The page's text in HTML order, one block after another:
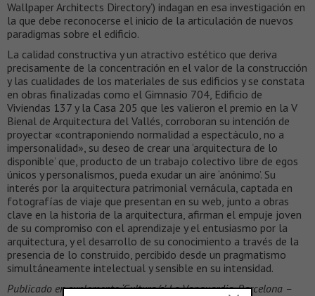
Wallpaper Architects Directory’) indagan en esa investigación en
la que debe reconocerse el inicio de la articulación de nuevos
paradigmas sobre el edificio.
La calidad constructiva y un atractivo estético que deriva
precisamente de la concentración en el valor de la construcción
y las cualidades de los materiales de sus edificios y se constata
en obras finalizadas como el Gimnasio 704, Edificio de
Viviendas 137 y la Casa 205 que les valieron el premio en la V
Bienal de Arquitectura del Vallés, corroboran su intención de
proyectar «contraponiendo normalidad a espectáculo, no a
impersonalidad», su deseo de crear una ‘arquitectura de lo
disponible’ que, producto de un trabajo colectivo libre de egos
únicos y personalismos, pueda exudar un aire ‘anónimo’. Su
interés por la arquitectura patrimonial vernácula, captada en
fotografías de viaje que presentan en su web, junto a obras
clave en la historia de la arquitectura, afirman el empuje joven
de su compromiso con el aprendizaje y el entusiasmo por la
arquitectura, y el desarrollo de su conocimiento a través de la
presencia de lo construido, percibido desde un pragmatismo
simultáneamente intelectual y sensible en su intensidad.
Publicado en suplemento ‘Cultura/s’, La Vanguardia, Barcelona –